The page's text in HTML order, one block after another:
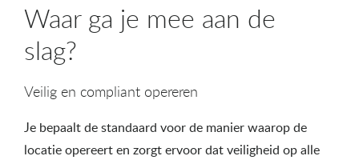
Waar ga je mee aan de
slag?
Veilig en compliant opereren
Je bepaalt de standaard voor de manier waarop de
locatie opereert en zorgt ervoor dat veiligheid op alle